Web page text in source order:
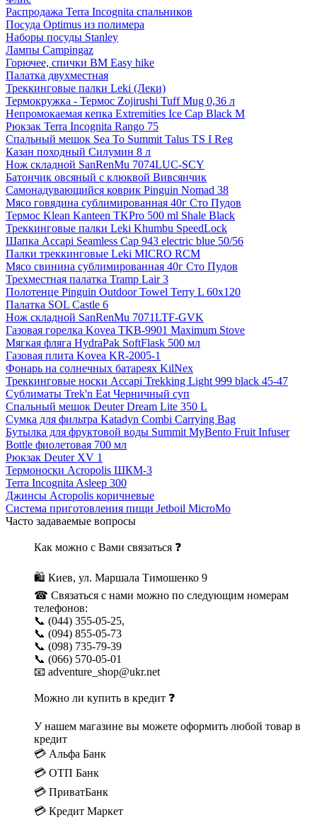
Распродажа Terra Incognita спальников
Посуда Optimus из полимера
Наборы посуды Stanley
Лампы Campingaz
Горючее, спички BM Easy hike
Палатка двухместная
Треккинговые палки Leki (Леки)
Термокружка - Термос Zojirushi Tuff Mug 0,36 л
Непромокаемая кепка Extremities Ice Cap Black M
Рюкзак Terra Incognita Rango 75
Спальный мешок Sea To Summit Talus TS I Reg
Казан походный Силумин 8 л
Нож складной SanRenMu 7074LUC-SCY
Батончик овсяный с клюквой Вивсянчик
Самонадувающийся коврик Pinguin Nomad 38
Мясо говядина сублимированная 40г Сто Пудов
Термос Klean Kanteen TKPro 500 ml Shale Black
Треккинговые палки Leki Khumbu SpeedLock
Шапка Accapi Seamless Cap 943 electric blue 50/56
Палки треккинговые Leki MICRO RCM
Мясо свинина сублимированная 40г Сто Пудов
Трехместная палатка Tramp Lair 3
Полотенце Pinguin Outdoor Towel Terry L 60х120
Палатка SOL Castle 6
Нож складной SanRenMu 7071LTF-GVK
Газовая горелка Kovea TKB-9901 Maximum Stove
Мягкая фляга HydraPak SoftFlask 500 мл
Газовая плита Kovea KR-2005-1
Фонарь на солнечных батареях KilNex
Треккинговые носки Accapi Trekking Light 999 black 45-47
Сублиматы Trek'n Eat Черничный суп
Спальный мешок Deuter Dream Lite 350 L
Сумка для фильтра Katadyn Combi Carrying Bag
Бутылка для фруктовой воды Summit MyBento Fruit Infuser
Bottle фиолетовая 700 мл
Рюкзак Deuter XV 1
Термоноски Acropolis ШКМ-3
Terra Incognita Asleep 300
Джинсы Acropolis коричневые
Система приготовления пищи Jetboil MicroMo
Часто задаваемые вопросы
Как можно с Вами связаться ❓
🛍 Киев, ул. Маршала Тимошенко 9
☎ Связаться с нами можно по следующим номерам
телефонов:
📞 (044) 355-05-25,
📞 (094) 855-05-73
📞 (098) 735-79-39
📞 (066) 570-05-01
📧 adventure_shop@ukr.net
Можно ли купить в кредит ❓
У нашем магазине вы можете оформить любой товар в
кредит
💳 Альфа Банк
💳 ОТП Банк
💳 ПриватБанк
💳 Кредит Маркет